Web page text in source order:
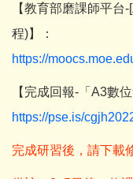
【教育部磨課師平
程)】：
https://
【完成回報-「A3數
https://pse.is/
完成研習後，請下載